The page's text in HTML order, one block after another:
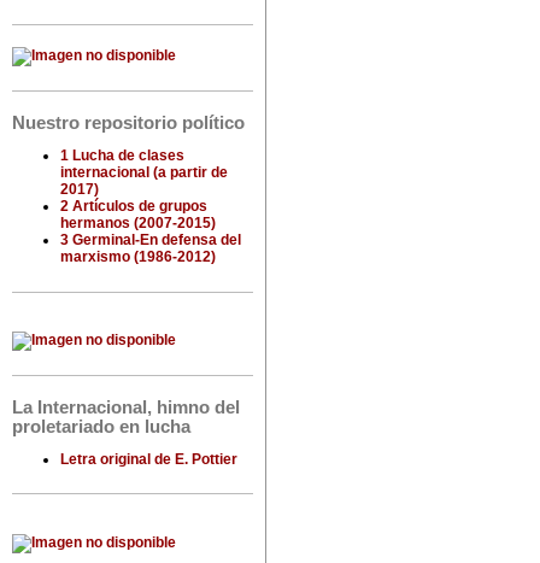
Nuestro repositorio político
1 Lucha de clases
internacional (a partir de
2017)
2 Artículos de grupos
hermanos (2007-2015)
3 Germinal-En defensa del
marxismo (1986-2012)
La Internacional, himno del
proletariado en lucha
Letra original de E. Pottier